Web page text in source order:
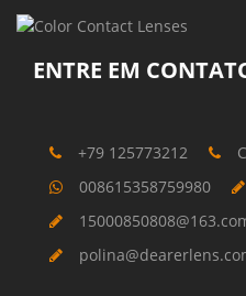
ENTRE EM
+79 125773212
008615358759980